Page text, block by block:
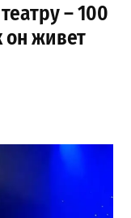
– 100
он живет